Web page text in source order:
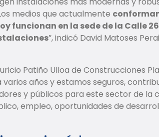
medios que actualmente
funcionan en la sede de la Calle
”, indicó David Matoses
Patiño Ulloa de Construcciones
años y estamos seguros,
y públicos para este sector de la
empleo, oportunidades de